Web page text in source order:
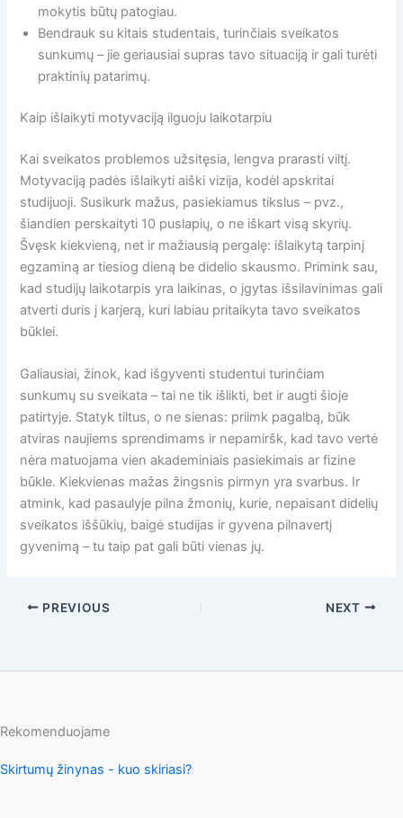
mokytis būtų patogiau.
Bendrauk su kitais studentais, turinčiais sveikatos
sunkumų – jie geriausiai supras tavo situaciją ir gali turėti
praktinių patarimų.
Kaip išlaikyti motyvaciją ilguoju laikotarpiu
Kai sveikatos problemos užsitęsia, lengva prarasti viltį.
Motyvaciją padės išlaikyti aiški vizija, kodėl apskritai
studijuoji. Susikurk mažus, pasiekiamus tikslus – pvz.,
šiandien perskaityti 10 puslapių, o ne iškart visą skyrių.
Švęsk kiekvieną, net ir mažiausią pergalę: išlaikytą tarpinį
egzaminą ar tiesiog dieną be didelio skausmo. Primink sau,
kad studijų laikotarpis yra laikinas, o įgytas išsilavinimas gali
atverti duris į karjerą, kuri labiau pritaikyta tavo sveikatos
būklei.
Galiausiai, žinok, kad išgyventi studentui turinčiam
sunkumų su sveikata – tai ne tik išlikti, bet ir augti šioje
patirtyje. Statyk tiltus, o ne sienas: priimk pagalbą, būk
atviras naujiems sprendimams ir nepamiršk, kad tavo vertė
nėra matuojama vien akademiniais pasiekimais ar fizine
būkle. Kiekvienas mažas žingsnis pirmyn yra svarbus. Ir
atmink, kad pasaulyje pilna žmonių, kurie, nepaisant didelių
sveikatos iššūkių, baigė studijas ir gyvena pilnavertį
gyvenimą – tu taip pat gali būti vienas jų.
PREVIOUS NEXT
Rekomenduojame
Skirtumų žinynas - kuo skiriasi?